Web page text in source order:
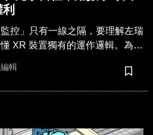
控」只有一線之隔，要理解左瑞
XR 裝置獨有的運作邏輯。為什
輯
儲存